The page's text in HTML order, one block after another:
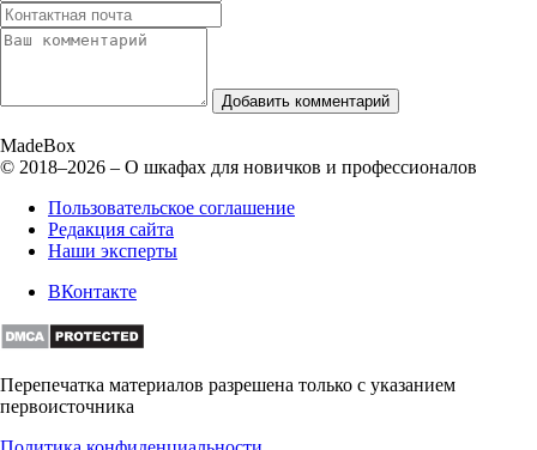
Добавить комментарий
MadeBox
© 2018–2026 – О шкафах для новичков и профессионалов
Пользовательское соглашение
Редакция сайта
Наши эксперты
ВКонтакте
Перепечатка материалов разрешена только с указанием
первоисточника